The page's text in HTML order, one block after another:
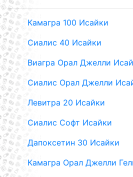
Камагра 100 Исайки
Сиалис 40 Исайки
Виагра Орал Джелли
Сиалис Орал Джелли
Левитра 20 Исайки
Сиалис Софт Исайки
Дапоксетин 30 Исайки
Камагра Орал Джелли